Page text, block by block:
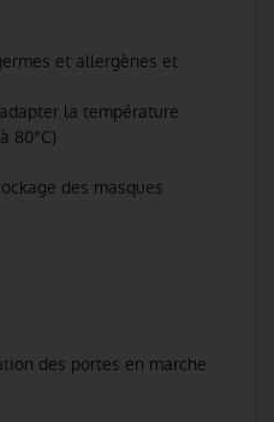
et allergènes et
la température
80°C)
des masques
des portes en marche